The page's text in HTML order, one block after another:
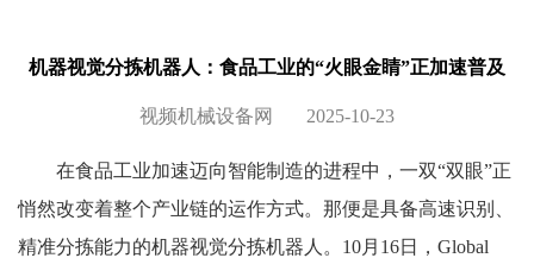
机器视觉分拣机器人：食品工业的“火眼金睛”正加速普及
视频机械设备网 2025-10-23
在食品工业加速迈向智能制造的进程中，一双“双眼”正
悄然改变着整个产业链的运作方式。那便是具备高速识别、
精准分拣能力的机器视觉分拣机器人。 10月 16日， Global